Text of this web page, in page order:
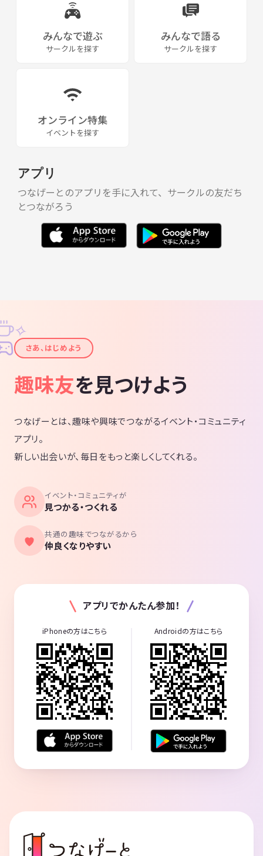
みんなで遊ぶ
サークルを探す
みんなで語る
サークルを探す
オンライン特集
イベントを探す
アプリ
つなげーとのアプリを手に入れて、サークルの友だち
とつながろう
✦
✧
さあ、はじめよう
趣味友を見つけよう
つなげーとは、趣味や興味でつながるイベント・コミュニティ
アプリ。
新しい出会いが、毎日をもっと楽しくしてくれる。
イベント・コミュニティが
見つかる・つくれる
共通の趣味でつながるから
仲良くなりやすい
アプリでかんたん参加！
iPhoneの方はこちら Androidの方はこちら